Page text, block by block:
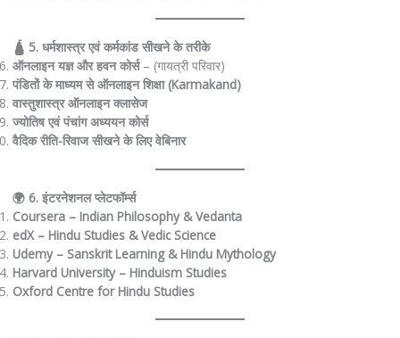
🛕 5. धर्मशास्त्र एवं कर्मकांड सीखने के तरीके
ऑनलाइन यज्ञ और हवन कोर्स– (गायत्री परिवार)
पंडितों के माध्यम से ऑनलाइन शिक्षा (Karmakand)
वास्तुशास्त्र ऑनलाइन क्लासेज
ज्योतिष एवं पंचांग अध्ययन कोर्स
वैदिक रीति-रिवाज सीखने के लिए वेबिनार
🌍 6. इंटरनेशनल प्लेटफॉर्म्स
Coursera – Indian Philosophy & Vedanta
edX – Hindu Studies & Vedic Science
Udemy – Sanskrit Learning & Hindu Mythology
Harvard University – Hinduism Studies
Oxford Centre for Hindu Studies